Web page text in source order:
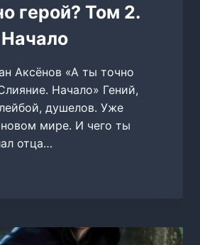
герой? Том 2.
Аксёнов «А ты точно
Начало» Гений,
душелов. Уже
мире. И чего ты
отца…